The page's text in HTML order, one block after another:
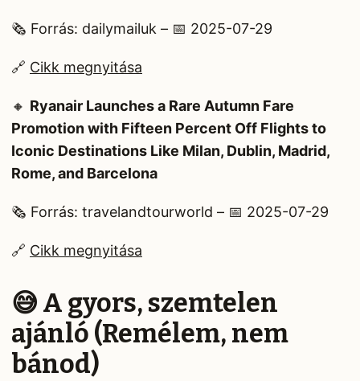
🗞️ Forrás: dailymailuk – 📅 2025-07-29
🔗 Cikk megnyitása
🔸 Ryanair Launches a Rare Autumn Fare
Promotion with Fifteen Percent Off Flights to
Iconic Destinations Like Milan, Dublin, Madrid,
Rome, and Barcelona
🗞️ Forrás: travelandtourworld – 📅 2025-07-29
🔗 Cikk megnyitása
😅 A gyors, szemtelen
ajánló (Remélem, nem
bánod)